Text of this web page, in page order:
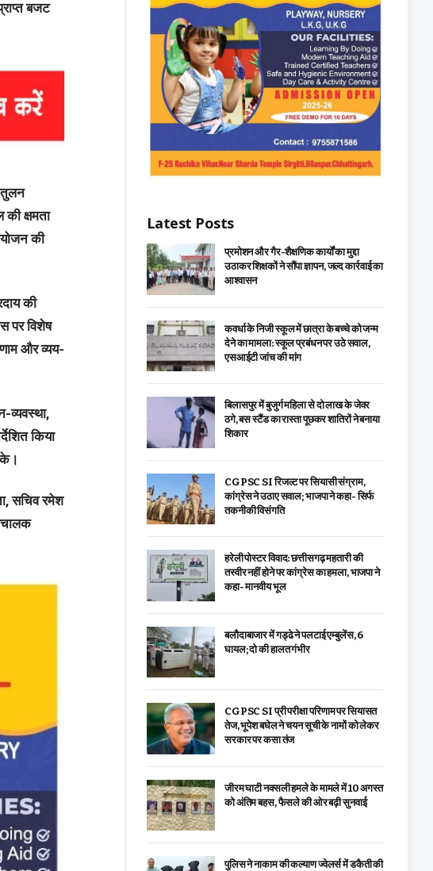
बजट
क्षमता
की
की
पर विशेष
और व्यय-
व्यवस्था,
किया
सचिव रमेश
Latest Posts
प्रमोशन और गैर-शैक्षणिक कार्यों का मुद्दा
उठाकर शिक्षकों ने सौंपा ज्ञापन, जल्द कार्रवाई का
आश्वासन
कवर्धा के निजी स्कूल में छात्रा के बच्चे को जन्म
देने का मामला: स्कूल प्रबंधन पर उठे सवाल,
एसआईटी जांच की मांग
बिलासपुर में बुजुर्ग महिला से दो लाख के जेवर
ठगे, बस स्टैंड का रास्ता पूछकर शातिरों ने बनाया
शिकार
CGPSC SI रिजल्ट पर सियासी संग्राम,
कांग्रेस ने उठाए सवाल; भाजपा ने कहा- सिर्फ
तकनीकी विसंगति
हरेली पोस्टर विवाद: छत्तीसगढ़ महतारी की
तस्वीर नहीं होने पर कांग्रेस का हमला, भाजपा ने
कहा- मानवीय भूल
बलौदाबाजार में गड्ढे ने पलटाई एम्बुलेंस, 6
घायल; दो की हालत गंभीर
CGPSC SI प्री परीक्षा परिणाम पर सियासत
तेज, भूपेश बघेल ने चयन सूची के नामों को लेकर
सरकार पर कसा तंज
जीरम घाटी नक्सली हमले के मामले में 10 अगस्त
को अंतिम बहस, फैसले की ओर बढ़ी सुनवाई
पुलिस ने नाकाम की कल्याण ज्वेलर्स में डकैती की